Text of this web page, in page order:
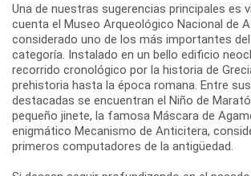
Una de nuestras sugerencias principales es
cuenta el Museo Arqueológico Nacional de
considerado uno de los más importantes
categoría. Instalado en un bello edificio
recorrido cronológico por la historia de
prehistoria hasta la época romana. Entre
destacadas se encuentran el Niño de
pequeño jinete, la famosa Máscara de
enigmático Mecanismo de Anticitera,
primeros computadores de la antigüedad.